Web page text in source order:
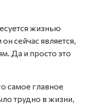
жизнью
сейчас является,
Да и просто это
самое главное
трудно в жизни,